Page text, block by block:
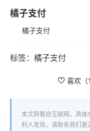
橘子支付
橘子支付
标签： 橘子支付
喜欢（
本文转载自互联网，具体
利人发现，请联系我们更